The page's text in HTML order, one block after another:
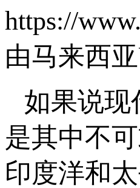
https://
由马来西
如果说现
是其中不
印度洋和